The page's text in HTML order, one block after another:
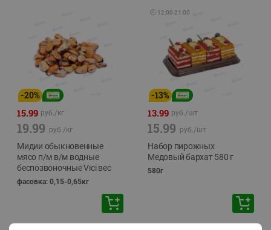
-20%
15.99 руб./кг
19.99 руб./кг
Мидии обыкновенные
мясо п/м в/м водные
беспозвоночные Vici вес
фасовка: 0,15-0,65кг
🕘 12:00-21:00
-13%
13.99 руб./шт
15.99 руб./шт
Набор пирожных
Медовый бархат 580 г
580г